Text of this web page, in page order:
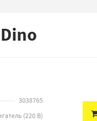
3038765
(220 В)